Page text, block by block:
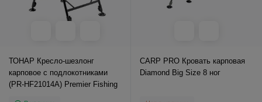
ТОНАР Кресло-шезлонг
карповое с подлокотниками
(PR-HF21014A) Premier Fishing
CARP PRO Кровать карповая
Diamond Big Size 8 ног